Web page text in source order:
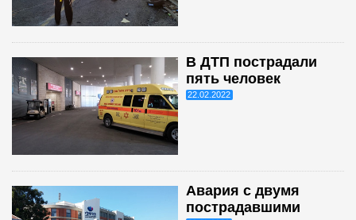
В ДТП пострадали
пять человек
22.02.2022
Авария с двумя
пострадавшими